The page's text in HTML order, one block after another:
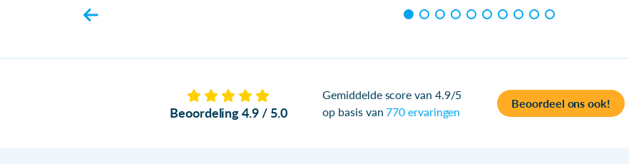
Beoordeling 4.9 / 5.0
Gemiddelde score van 4.9/5
op basis van770 ervaringen
Beoordeel ons ook!